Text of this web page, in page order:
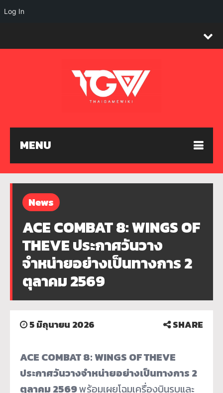
MENU
News
ACE COMBAT 8: WINGS OF
THEVE ประกาศวันวาง
จำหน่ายอย่างเป็นทางการ 2
ตุลาคม 2569
5 มิถุนายน 2026 SHARE
ACE COMBAT 8: WINGS OF THEVE
ประกาศวันวางจำหน่ายอย่างเป็นทางการ 2
ตุลาคม 2569พร้อมเผยโฉมเครื่องบินรบและ
Log In